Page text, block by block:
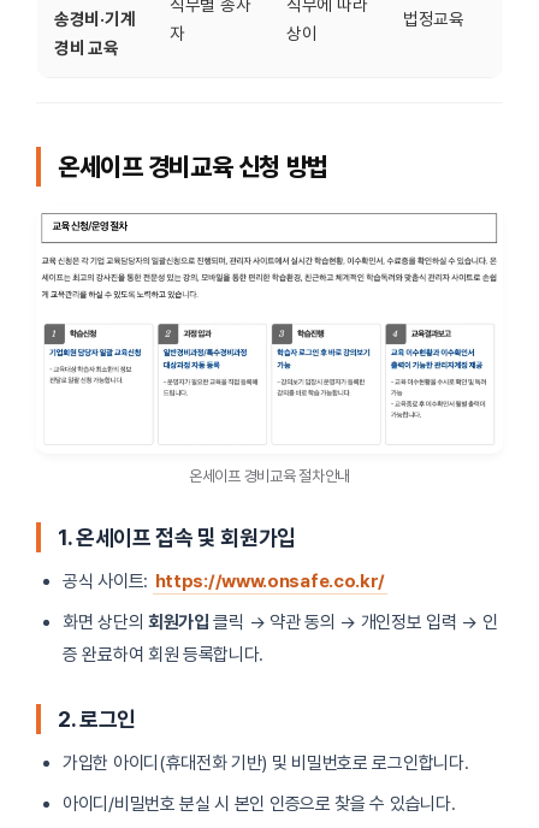
송경비·기계
경비 교육
직무별 종사
자
직무에 따라
상이
법정교육
온세이프 경비교육 신청 방법
온세이프 경비교육 절차안내
1. 온세이프 접속 및 회원가입
공식 사이트: https://www.onsafe.co.kr/
화면 상단의 회원가입 클릭 → 약관 동의 → 개인정보 입력 → 인
증 완료하여 회원 등록합니다.
2. 로그인
가입한 아이디(휴대전화 기반) 및 비밀번호로 로그인합니다.
아이디/비밀번호 분실 시 본인 인증으로 찾을 수 있습니다.